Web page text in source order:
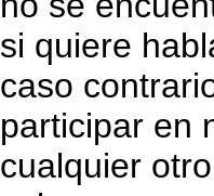
si quiere
caso
participar en
cualquier